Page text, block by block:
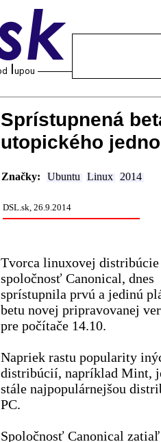
Sprístupnená
utopického
Značky: Ubuntu Linux 2014
DSL.sk, 26.9.2014
Tvorca linuxovej
spoločnosť Canonical, dnes
sprístupnila prvú a jedinú
betu novej pripravovanej
pre počítače 14.10.
Napriek rastu popularity
distribúcií, napríklad Mint,
stále najpopulárnejšou
PC.
Spoločnosť Canonical zatiaľ